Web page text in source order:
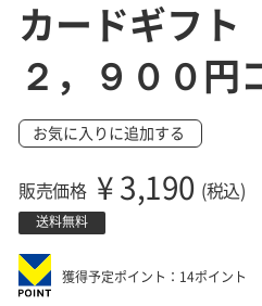
カードギフ
２，９００
お気に入りに追加する
販売価格 ¥ 3,190 (税込)
送料無料
獲得予定ポイント：14ポイント